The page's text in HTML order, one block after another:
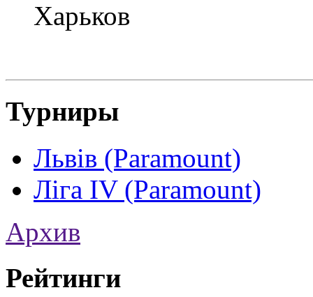
Харьков
Турниры
Львів (Paramount)
Ліга IV (Paramount)
Архив
Рейтинги